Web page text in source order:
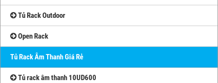
Tủ Rack Outdoor
Open Rack
Tủ Rack Âm Thanh Giá Rẻ
Tủ rack âm thanh 10UD600